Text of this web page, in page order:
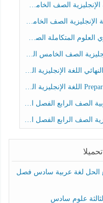
الصف الخامس الفصل الثالث
الصف الخامس عام الفصل الثالث
الصف الرابع الفصل الثالث
الصف الرابع الفصل الثالث
الصف الرابع الفصل الثالث
الحل لغة عربية سادس فصل
علوم سادس